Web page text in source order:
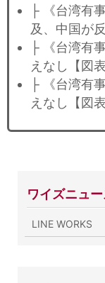
├ 《台湾有
及、中国が
├ 《台湾有
えなし【図表
├ 《台湾有
えなし【図表
ワイズニュ
LINE WORKS